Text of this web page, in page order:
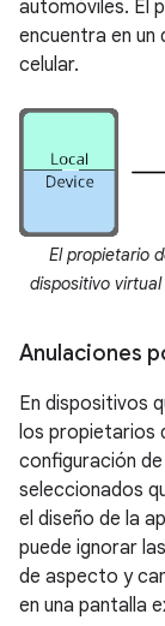
automóviles. El
encuentra en
celular.
El propietario
dispositivo
Anulaciones
En dispositivos
los propietarios
configuración
seleccionados
el diseño de la
puede ignorar
de aspecto y
en una pantalla